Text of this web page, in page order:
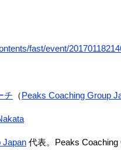
fast/event/
チ （Peaks Coaching Group
Japan 代表。Peaks